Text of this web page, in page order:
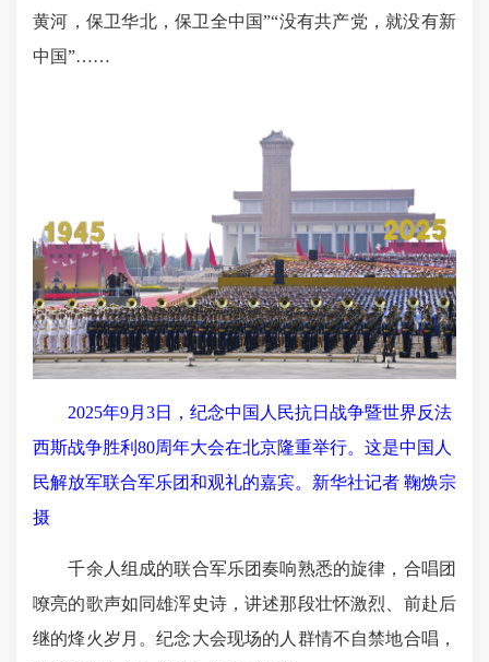
黄河，保卫华北，保卫全中国”“没有共产党，就没有新
中国”……
2025年9月3日，纪念中国人民抗日战争暨世界反法
西斯战争胜利80周年大会在北京隆重举行。这是中国人
民解放军联合军乐团和观礼的嘉宾。新华社记者 鞠焕宗
摄
千余人组成的联合军乐团奏响熟悉的旋律，合唱团
嘹亮的歌声如同雄浑史诗，讲述那段壮怀激烈、前赴后
继的烽火岁月。纪念大会现场的人群情不自禁地合唱，